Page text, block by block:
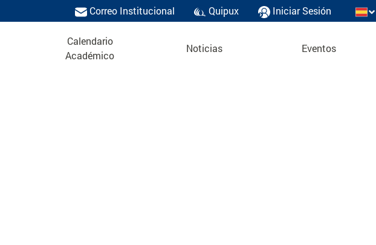
Correo Institucional Quipux Iniciar Sesión
Calendario
Académico
Noticias Eventos